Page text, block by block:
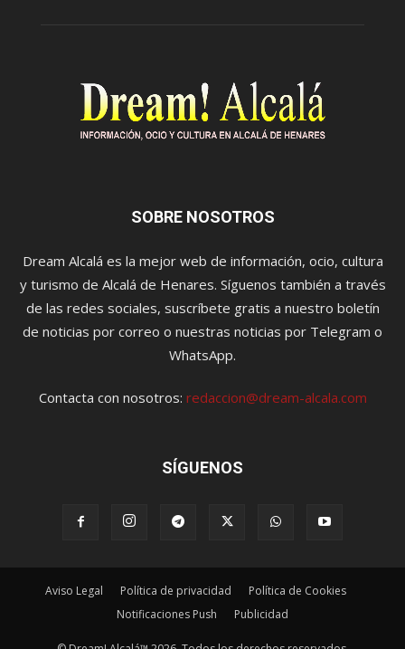
SOBRE NOSOTROS
Dream Alcalá es la mejor web de información, ocio, cultura
y turismo de Alcalá de Henares. Síguenos también a través
de las redes sociales, suscríbete gratis a nuestro boletín
de noticias por correo o nuestras noticias por Telegram o
WhatsApp.
Contacta con nosotros: redaccion@dream-alcala.com
SÍGUENOS
Aviso Legal Política de privacidad
Política de Cookies
Notificaciones Push
Publicidad